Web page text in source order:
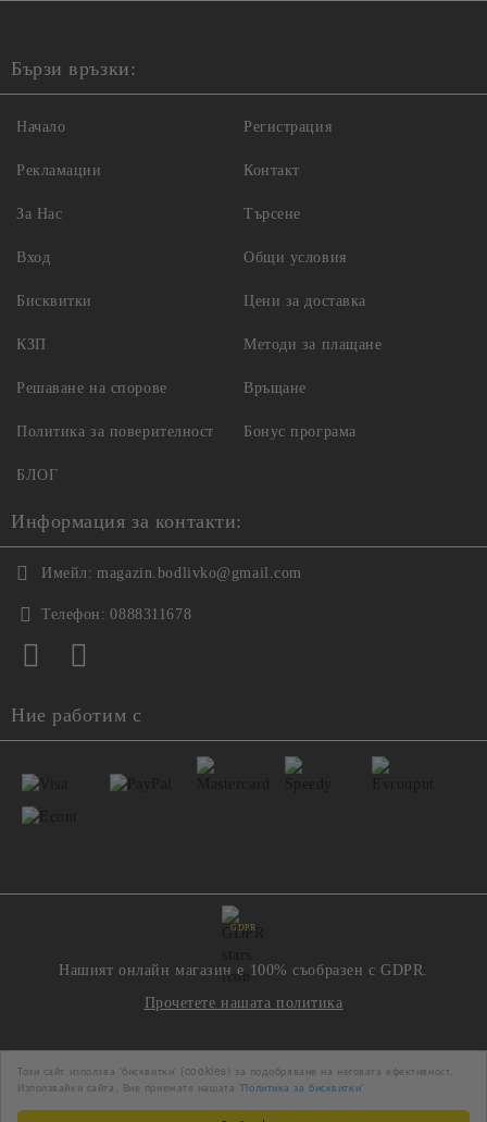
Този сайт използва 'бисквитки' (cookies) за подобряване на неговата ефективност.
Използвайки сайта, Вие приемате нашата 'Политика за бисквитки'
Бързи връзки:
Начало
Рекламации
За Нас
Вход
Регистрация
Контакт
Търсене
Общи условия
Бисквитки
КЗП
Решаване на спорове
Политика за поверителност
Цени за доставка
Методи за плащане
Връщане
Бонус програма
БЛОГ
Информация за контакти:
Имейл: magazin.bodlivko@gmail.com
Телефон: 0888311678
Ние работим с
GDPR
Нашият онлайн магазин е 100% съобразен с GDPR.
Прочетете нашата политика